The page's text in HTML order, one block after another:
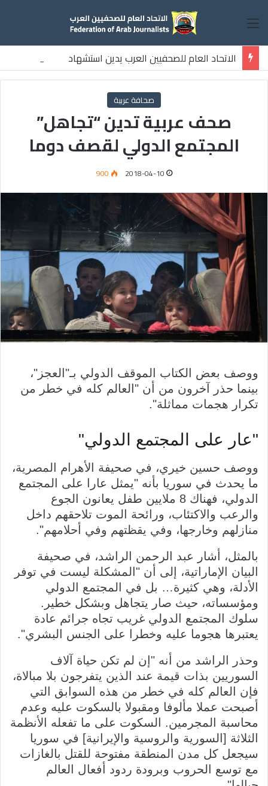
القائمة
الاتحاد العام للصحفيين العرب يدين استشهاد
ثلاثة صحفيين فلسطينيين باستهداف إسرائيلي وسط قطاع غزة
صحافة عربية
صحف عربية تدين “تجاهل”
المجتمع الدولي لقصف دوما
2018-04-10
900
ووصف بعض الكتاب الموقف الدولي بـ"العجز"،
بينما حذر آخرون من أن "العالم كله في خطر من
تكرار هجمات مماثلة".
"عار على المجتمع الدولي"
ووصف حسين خيري، في صحيفة الأهرام المصرية،
ما يحدث في سوريا بأنه "يمثل عارا على المجتمع
الدولي، فهناك 8 ملايين طفل يعانون الجوع
والرعب والاكتئاب، ورائحة الموت تلاحقهم داخل
منازلهم وخارجها، وفي يقظتهم وفي أحلامهم".
بالمثل، أشار عبد الرحمن الراشد، في صحيفة
البيان الإماراتية، إلى أن "المشكلة ليست في توفر
الأدلة، وهي كثيرة… بل في المجتمع الدولي
ومؤسساته، حيث صار يتجاهل وبشكل خطير.
سلوك المجتمع الدولي غريب تجاه جرائم عادة
يعتبرها هجوما عليه وخطرا على الجنس البشري".
وحذر الراشد من أنه "إن لم تكن حياة آلاف
السوريين بذات قيمة عند الذين يتفرجون بلا مبالاة،
فإن العالم كله في خطر من هذه السوابق التي
أصبحت عملا مألوفا ومقبولا بالسكوت عليه وعدم
محاسبة المجرمين. السكوت على ما تفعله الأنظمة
الثلاثة [السورية والروسية والإيرانية] في سوريا
سيجعل كل مدن المنطقة مفتوحة للقتل بالغازات
مع توسع الحروب وبرودة ردود أفعال العالم